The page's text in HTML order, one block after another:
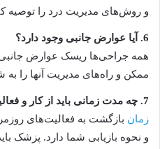
و روش‌های مدیریت درد را توصیه
6. آیا عوارض جانبی وجود دارد؟
همه جراحی‌ها ریسک عوارض
ممکن و راه‌های مدیریت آنها را
7. چه مدت زمانی باید از کار و فعالیت‌های روزمره دوری کنم؟
زمان بازگشت به فعالیت‌های
و نحوه بازیابی شما دارد. پزشک